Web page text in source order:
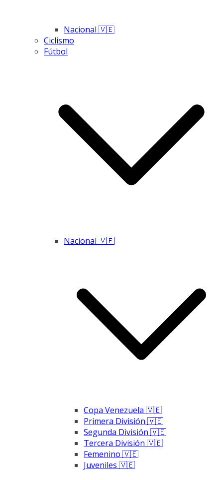
Nacional 🇻🇪
Ciclismo
Fútbol
Nacional 🇻🇪
Copa Venezuela 🇻🇪
Primera División 🇻🇪
Segunda División 🇻🇪
Tercera División 🇻🇪
Femenino 🇻🇪
Juveniles 🇻🇪